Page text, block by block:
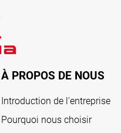
À PROPOS DE NOUS
Introduction de l'entreprise
Pourquoi nous choisir